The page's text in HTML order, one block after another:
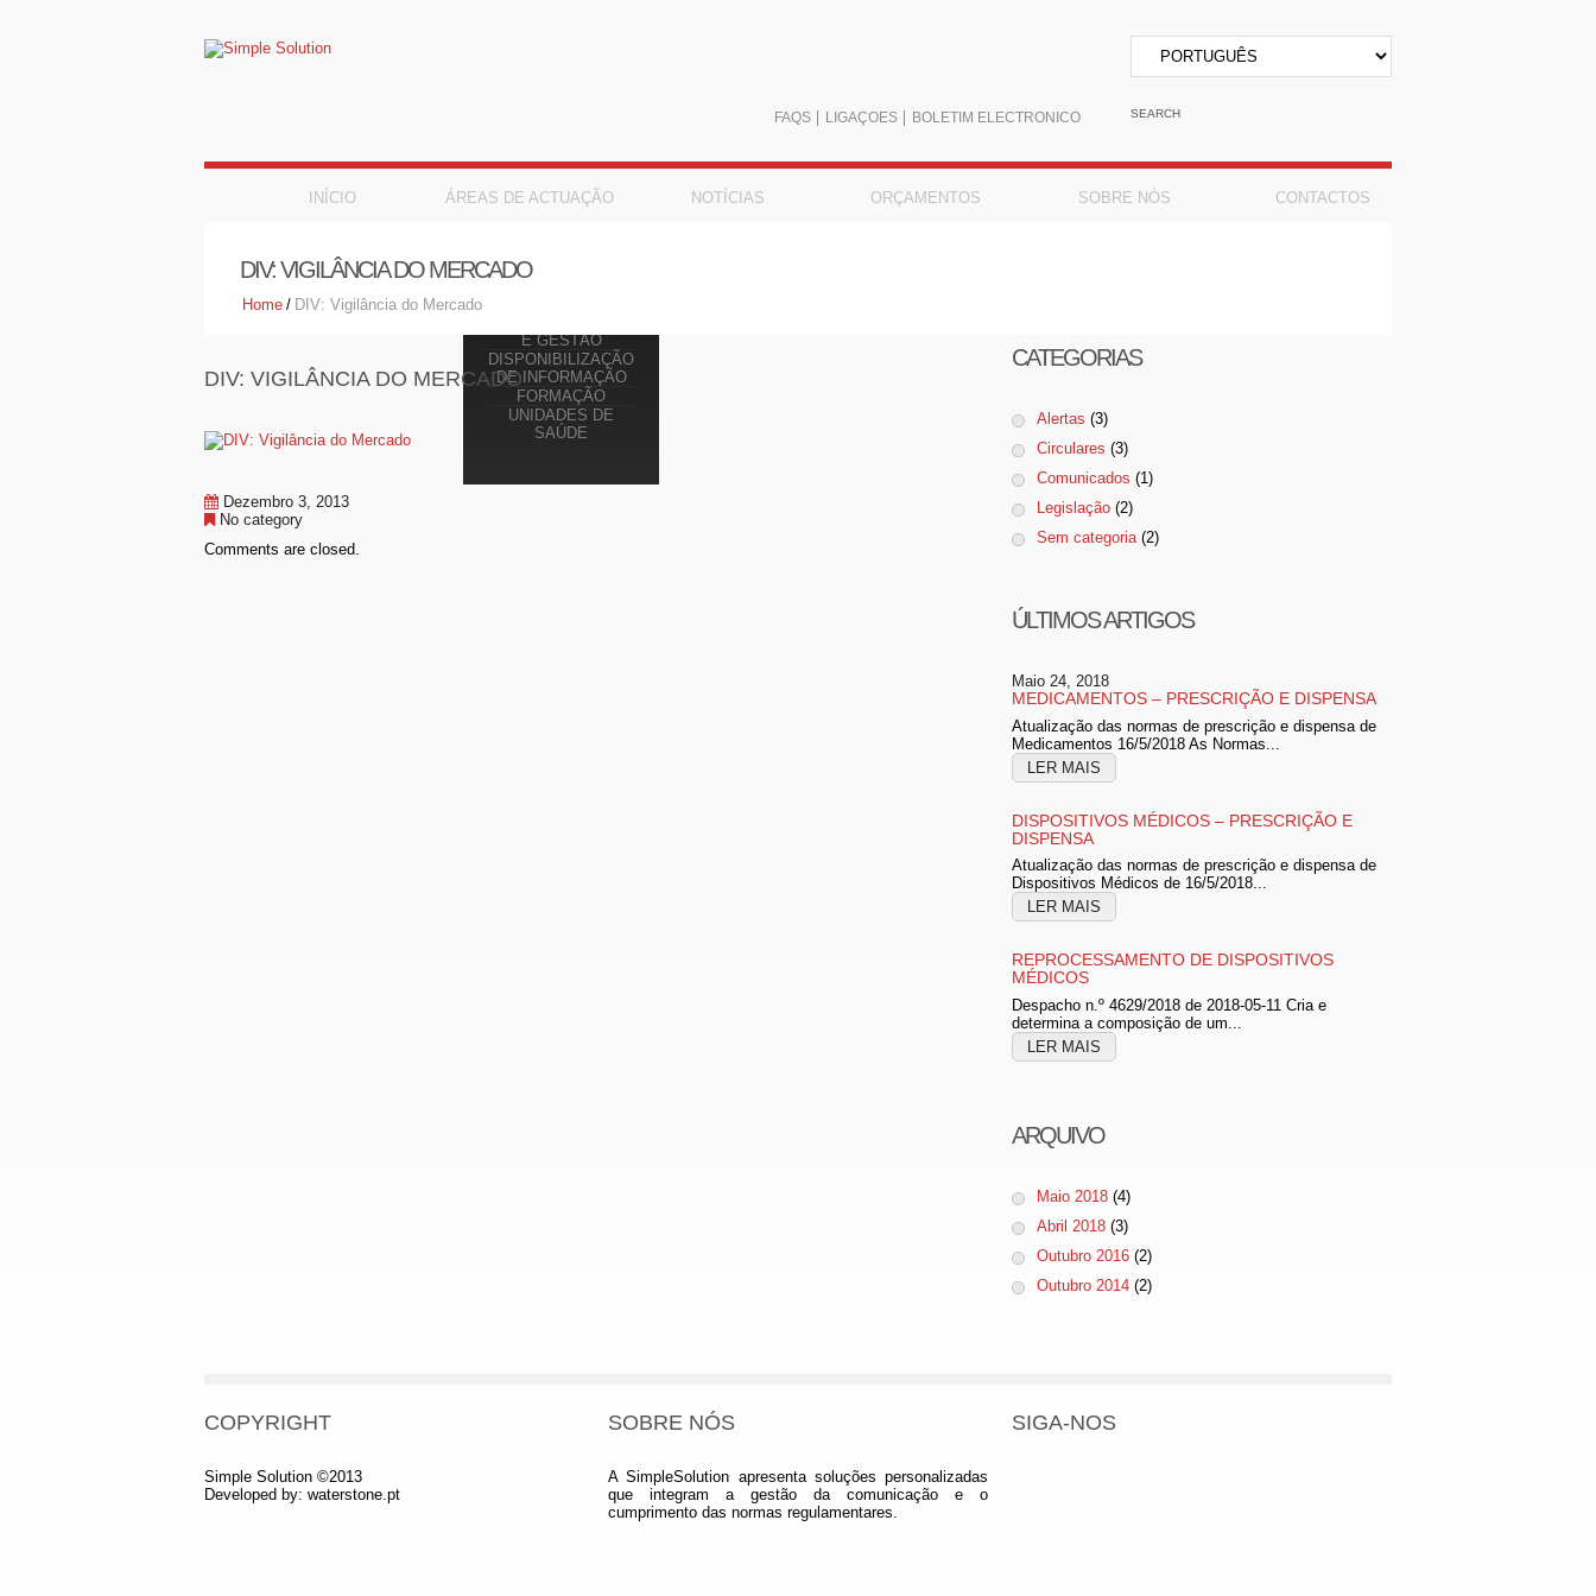
FAQS LIGAÇÕES BOLETIM ELECTRÓNICO
INÍCIO ÁREAS DE ACTUAÇÃO
E GESTÃO
DISPONIBILIZAÇÃO
DE INFORMAÇÃO
FORMAÇÃO
UNIDADES DE
SAÚDE
NOTÍCIAS ORÇAMENTOS SOBRE NÓS CONTACTOS
DIV: VIGILÂNCIA DO MERCADO
Home / DIV: Vigilância do Mercado
DIV: VIGILÂNCIA DO MERCADO
Dezembro 3, 2013
No category
Comments are closed.
CATEGORIAS
Alertas (3)
Circulares (3)
Comunicados (1)
Legislação (2)
Sem categoria(2)
ÚLTIMOS ARTIGOS
Maio 24, 2018
MEDICAMENTOS – PRESCRIÇÃO E DISPENSA
Atualização das normas de prescrição e dispensa de
Medicamentos 16/5/2018 As Normas...
LER MAIS
DISPOSITIVOS MÉDICOS – PRESCRIÇÃO E
DISPENSA
Atualização das normas de prescrição e dispensa de
Dispositivos Médicos de 16/5/2018...
LER MAIS
REPROCESSAMENTO DE DISPOSITIVOS
MÉDICOS
Despacho n.º 4629/2018 de 2018-05-11 Cria e
determina a composição de um...
LER MAIS
ARQUIVO
Maio 2018 (4)
Abril 2018 (3)
Outubro 2016 (2)
Outubro 2014 (2)
COPYRIGHT
Simple Solution ©2013
Developed by: waterstone.pt
SOBRE NÓS
A SimpleSolution apresenta soluções personalizadas
que integram a gestão da comunicação e o
cumprimento das normas regulamentares.
SIGA-NOS